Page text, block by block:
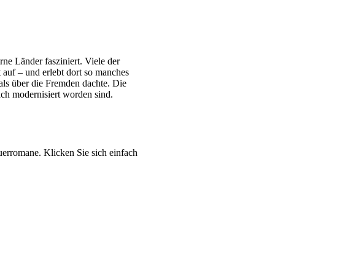
Länder fasziniert. Viele der
– und erlebt dort so manches
über die Fremden dachte. Die
modernisiert worden sind.
Klicken Sie sich einfach